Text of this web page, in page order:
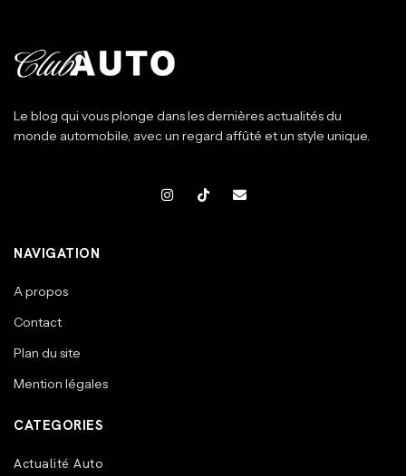
Le blog qui vous plonge dans les dernières actualités du
monde automobile, avec un regard affûté et un style unique.
NAVIGATION
A propos
Contact
Plan du site
Mention légales
CATEGORIES
Actualité Auto